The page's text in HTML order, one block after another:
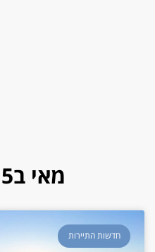
מאי ב15, 2025
חדשות התיירות